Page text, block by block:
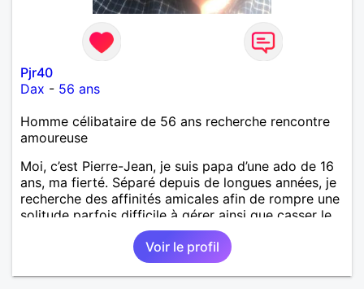
Pjr40
Dax - 56 ans
Homme célibataire de 56 ans recherche rencontre
amoureuse
Moi, c’est Pierre-Jean, je suis papa d’une ado de 16
ans, ma fierté. Séparé depuis de longues années, je
recherche des affinités amicales afin de rompre une
solitude parfois difficile à gérer ainsi que casser le
vague à l’âme. L’amitié reste extrêmement
importante à mes yeux mais peut se décliner en des
sentiments plus puissants. « Le temps fera son
œuvre » disait Arthur Schopenhauer, philosophe
Voir le profil